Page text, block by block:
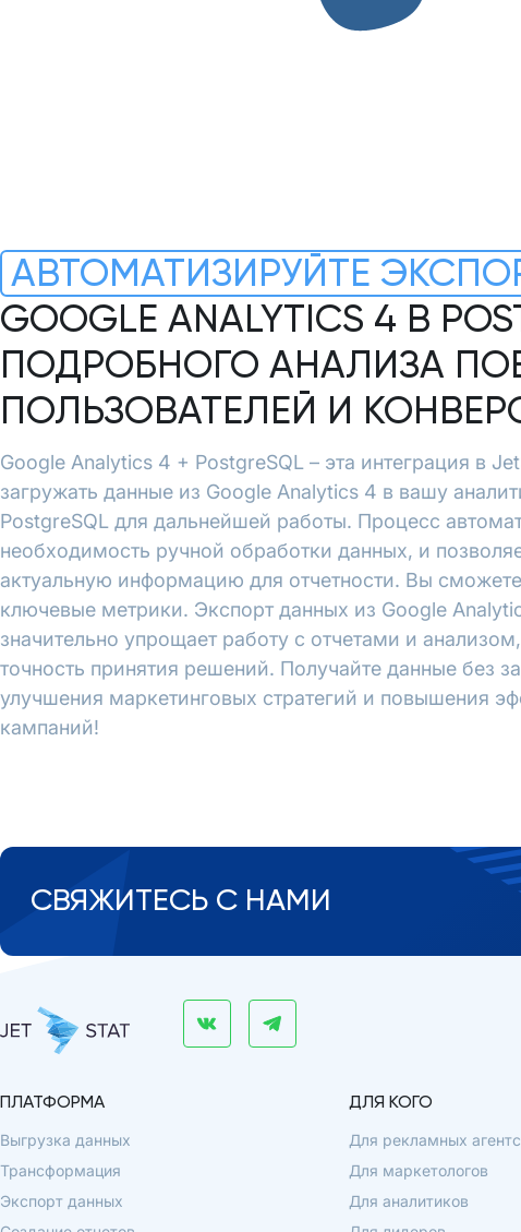
АВТОМАТИЗИРУЙТЕ
GOOGLE ANALYTICS 4 В
ПОДРОБНОГО АНАЛИЗА
ПОЛЬЗОВАТЕЛЕЙ И
Google Analytics 4 + PostgreSQL – эта интеграция в
загружать данные из Google Analytics 4 в вашу
PostgreSQL для дальнейшей работы. Процесс
необходимость ручной обработки данных, и
актуальную информацию для отчетности. Вы
ключевые метрики. Экспорт данных из Google
значительно упрощает работу с отчетами и
точность принятия решений. Получайте данные без
улучшения маркетинговых стратегий и повышения
кампаний!
СВЯЖИТЕСЬ С НАМИ
ПЛАТФОРМА
Выгрузка данных
Трансформация
Экспорт данных
ДЛЯ КОГО
Для рекламных
Для маркетологов
Для аналитиков